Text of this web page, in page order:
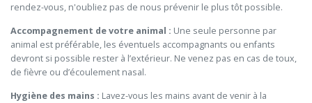
rendez-vous, n'oubliez pas de nous prévenir le plus tôt possible.
Accompagnement de votre animal : Une seule personne par
animal est préférable, les éventuels accompagnants ou enfants
devront si possible rester à l’extérieur. Ne venez pas en cas de toux,
de fièvre ou d’écoulement nasal.
Hygiène des mains : Lavez-vous les mains avant de venir à la